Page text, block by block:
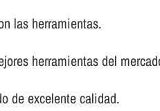
las herramientas.
herramientas del
de excelente calidad.